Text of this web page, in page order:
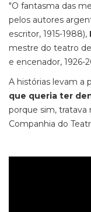
"O fantasma das
pelos autores
escritor, 1915-1988),
mestre do teatro
e encenador, 1926-
A histórias levam a
que queria ter
porque sim, tratava
Companhia do